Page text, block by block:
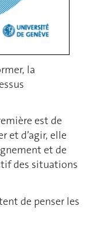
la
est de
et d’agir, elle
et de
des situations
de penser les